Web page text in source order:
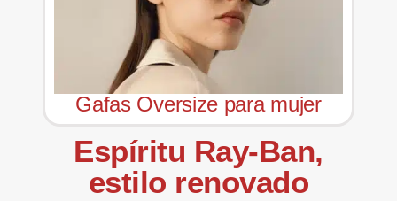
Gafas Oversize para mujer
Espíritu Ray-Ban,
estilo renovado